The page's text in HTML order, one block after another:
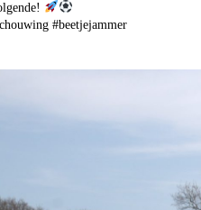
#beetjejammer